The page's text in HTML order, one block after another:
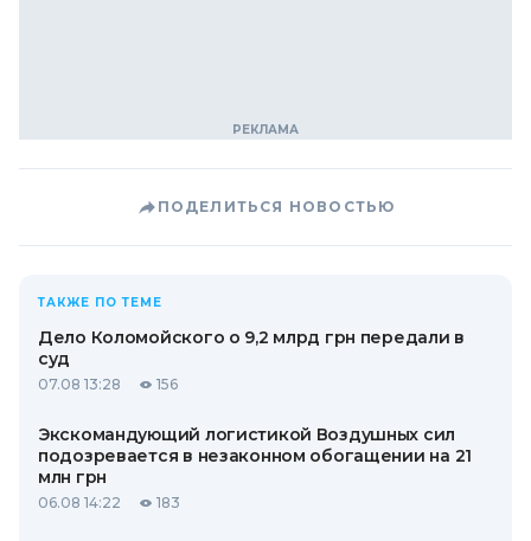
ПОДЕЛИТЬСЯ НОВОСТЬЮ
ТАКЖЕ ПО ТЕМЕ
Дело Коломойского о 9,2 млрд грн передали в
суд
07.08 13:28 156
Экскомандующий логистикой Воздушных сил
подозревается в незаконном обогащении на 21
млн грн
06.08 14:22 183